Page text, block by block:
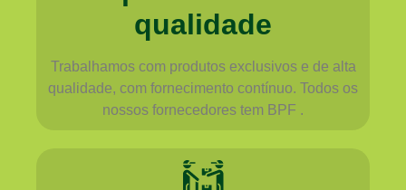
qualidade
Trabalhamos com produtos exclusivos e de alta
qualidade, com fornecimento contínuo. Todos os
nossos fornecedores tem BPF .